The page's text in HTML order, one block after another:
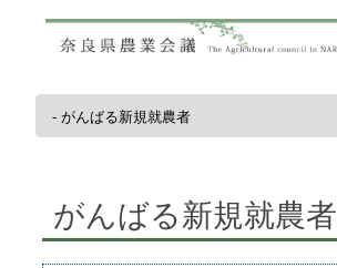
コンテンツへスキップ
がんばる新規就農者